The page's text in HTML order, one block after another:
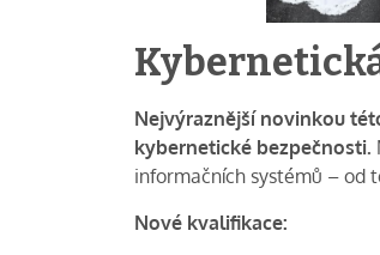
Nejvýraznější novinkou
kybernetické bezpečnosti.
informačních systémů – od
Nové kvalifikace: